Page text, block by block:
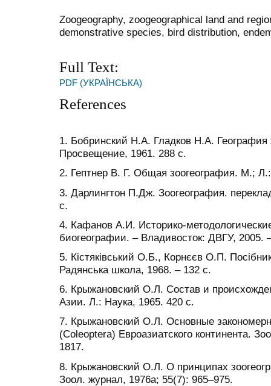
Zoogeography, zoogeographical land and
demonstrative species, bird distribution,
Full Text:
PDF (УКРАЇНСЬКА)
References
1. Бобринский Н.А. Гладков Н.А.
Просвещение, 1961. 288 с.
2. Гептнер В. Г. Общая зоогеография. М.;
3. Дарлингтон П.Дж. Зоогеография.
с.
4. Кафанов А.И. Историко-
биогеографии. – Владивосток: ДВГУ, 2005.
5. Кістяківський О.Б., Корнєєв О.П.
Радянська школа, 1968. – 132 с.
6. Крыжановский О.Л. Состав и
Азии. Л.: Наука, 1965. 420 с.
7. Крыжановский О.Л. Основные
(Coleoptera) Евроазиатского континента.
1817.
8. Крыжановский О.Л. О принципах
Зоол. журнал, 1976а; 55(7): 965–975.